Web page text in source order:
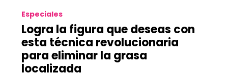
Especiales
Logra la figura que deseas con
esta técnica revolucionaria
para eliminar la grasa
localizada